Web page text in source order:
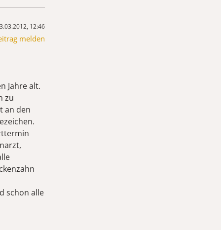
12:46
melden
Jahre alt.
zu
an den
schon alle